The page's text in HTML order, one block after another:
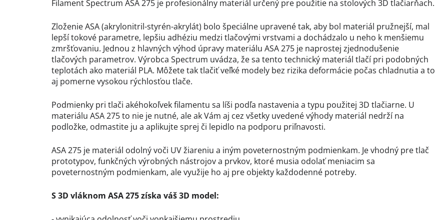
Filament Spectrum ASA 275 je profesionálny materiál určený pre použitie na stolových 3D tlačiarňach.
Zloženie ASA (akrylonitril-styrén-akrylát) bolo špeciálne upravené tak, aby bol materiál pružnejší, mal
lepší tokové parametre, lepšiu adhéziu medzi tlačovými vrstvami a dochádzalo u neho k menšiemu
zmršťovaniu. Jednou z hlavných výhod úpravy materiálu ASA 275 je naprostej zjednodušenie
tlačových parametrov. Výrobca Spectrum uvádza, že sa tento technický materiál tlačí pri podobných
teplotách ako materiál PLA. Môžete tak tlačiť veľké modely bez rizika deformácie počas chladnutia a to
aj pomerne vysokou rýchlosťou tlače.
Podmienky pri tlači akéhokoľvek filamentu sa líši podľa nastavenia a typu použitej 3D tlačiarne. U
materiálu ASA 275 to nie je nutné, ale ak Vám aj cez všetky uvedené výhody materiál nedrží na
podložke, odmastite ju a aplikujte sprej či lepidlo na podporu priľnavosti.
ASA 275 je materiál odolný voči UV žiareniu a iným poveternostným podmienkam. Je vhodný pre tlač
prototypov, funkčných výrobných nástrojov a prvkov, ktoré musia odolať meniacim sa
poveternostným podmienkam, ale využije ho aj pre objekty každodenné potreby.
S 3D vláknom ASA 275 získa váš 3D model: